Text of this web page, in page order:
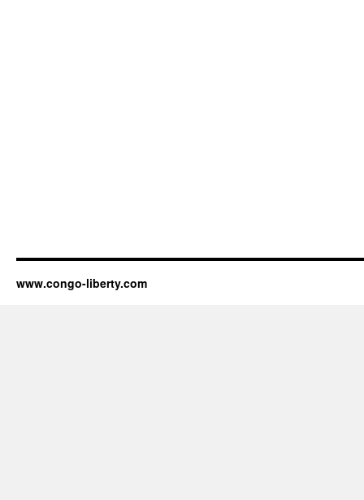
www.congo-liberty.com